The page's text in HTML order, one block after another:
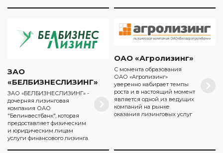
ЗАО
«БЕЛБИЗНЕСЛИЗИНГ»
ЗАО «БЕЛБИЗНЕСЛИЗИНГ» -
дочерняя лизинговая
компания ОАО
"Белинвестбанк", которая
предоставляет физическим
и юридическим лицам
услуги финансового лизинга.
ОАО «Агролизинг»
С момента образования
ОАО «Агролизинг»
уверенно набирает темпы
роста и в настоящий момент
является одной из ведущих
компаний на рынке
оказания лизинговых услуг